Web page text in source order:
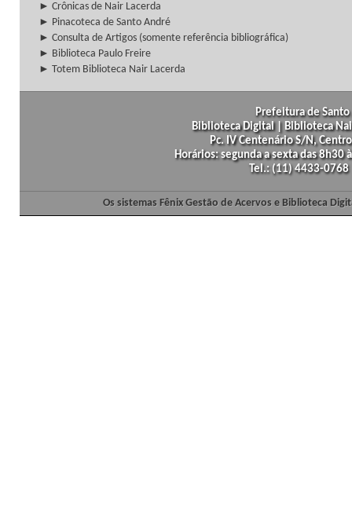
► Crônicas de Nair Lacerda
► Pinacoteca de Santo André
► Consulta de Artigos (somente referência bibliográfica)
► Biblioteca Paulo Freire
► Totem Biblioteca Nair Lacerda
Prefeitura de
Biblioteca Digital | Biblioteca
Pc. IV Centenário S/N,
Horários: segunda a sexta das
Tel.: (11) 4433-
Os sistemas Fênix Gestão de Acervos e Biblioteca